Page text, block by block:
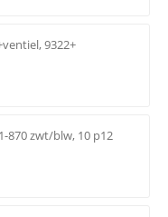
9322+
870 zwt/blw, 10 p12